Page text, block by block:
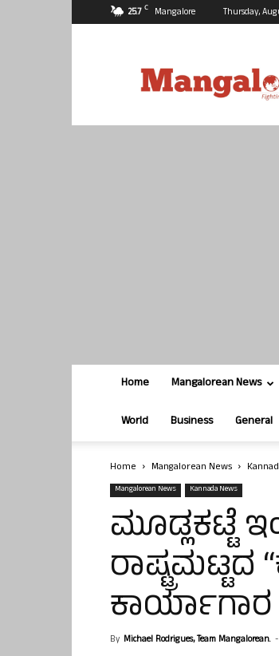
25.7 C Mangalore Thursday,
Home Mangalorean News
World Business General
Home Mangalorean News
Mangalorean News Kannada News
ಮೂಡ್ಲಕಟ್ಟೆ
ಕಾರ್ಯಾಗಾರ
By Michael Rodrigues, Team Mangalorean. -